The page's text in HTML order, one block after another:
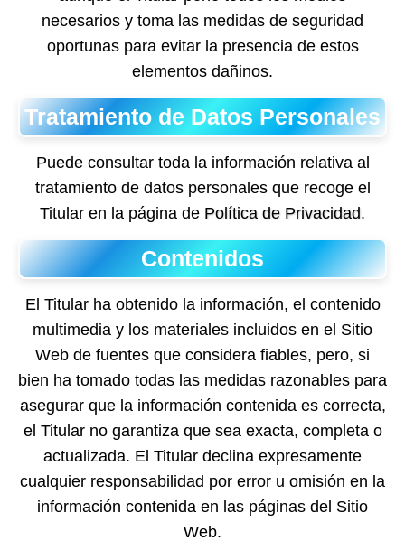
necesarios y toma las medidas de seguridad
oportunas para evitar la presencia de estos
elementos dañinos.
Tratamiento de Datos Personales
Puede consultar toda la información relativa al
tratamiento de datos personales que recoge el
Titular en la página de Política de Privacidad.
Contenidos
El Titular ha obtenido la información, el contenido
multimedia y los materiales incluidos en el Sitio
Web de fuentes que considera fiables, pero, si
bien ha tomado todas las medidas razonables para
asegurar que la información contenida es correcta,
el Titular no garantiza que sea exacta, completa o
actualizada. El Titular declina expresamente
cualquier responsabilidad por error u omisión en la
información contenida en las páginas del Sitio
Web.